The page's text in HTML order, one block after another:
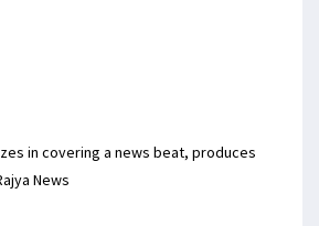
in covering a news beat, produces
News